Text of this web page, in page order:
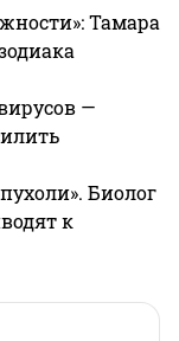
Тамара
—
Биолог
к